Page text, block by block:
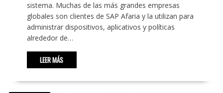
sistema. Muchas de las más grandes empresas
globales son clientes de SAP Afaria y la utilizan para
administrar dispositivos, aplicativos y políticas
alrededor de…
LEER MÁS